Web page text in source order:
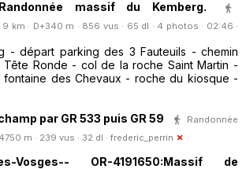
massif du Kemberg.
km · D+340 m · 856 vus · 65 dl · 4 photos · 02:46 ·
- départ parking des 3 Fauteuils - chemin
Ronde - col de la roche Saint Martin -
fontaine des Chevaux - roche du kiosque -
par GR 533 puis GR 59
Randonnée
m · 239 vus · 32 dl · frederic_perrin
Vosges-- OR-4191650:Massif de